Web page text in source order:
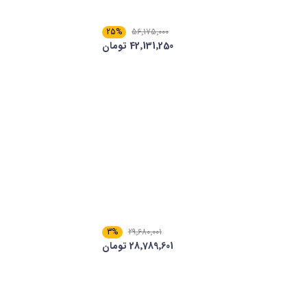
56٬175٬000
25%
42٬131٬250 تومان
29٬680٬001
3%
28٬789٬601 تومان